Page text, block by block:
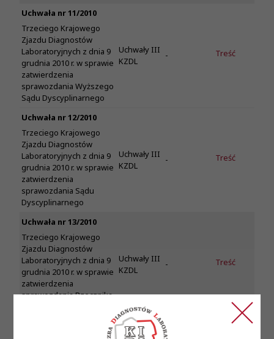
Uchwała nr 11/2010
Trzeciego Krajowego
Zjazdu Diagnostów
Laboratoryjnych z dnia 9
grudnia 2010 r. w sprawie
zatwierdzenia
sprawozdania Wyższego
Sądu Dyscyplinarnego
Uchwały III
KZDL
- Treść
Uchwała nr 12/2010
Trzeciego Krajowego
Zjazdu Diagnostów
Laboratoryjnych z dnia 9
grudnia 2010 r. w sprawie
zatwierdzenia
sprawozdania Sądu
Dyscyplinarnego
Uchwały III
KZDL
- Treść
Uchwała nr 13/2010
Trzeciego Krajowego
Zjazdu Diagnostów
Laboratoryjnych z dnia 9
grudnia 2010 r. w sprawie
zatwierdzenia
sprawozdania Rzecznika
Uchwały III
KZDL
- Treść